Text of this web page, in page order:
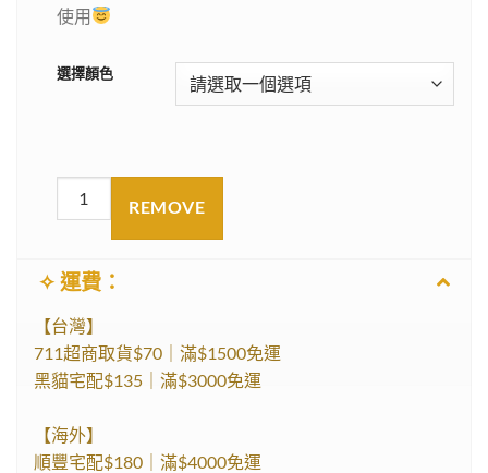
使用
選擇顏色
REMOVE
✧ 運費：
【台灣】
711超商取貨$70｜滿$1500免運
黑貓宅配$135｜滿$3000免運
【海外】
順豐宅配$180｜滿$4000免運